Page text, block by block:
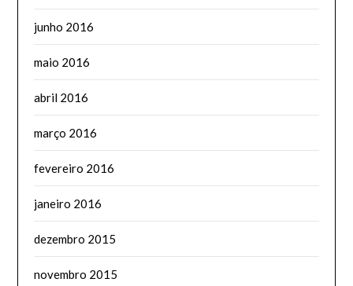
junho 2016
maio 2016
abril 2016
março 2016
fevereiro 2016
janeiro 2016
dezembro 2015
novembro 2015